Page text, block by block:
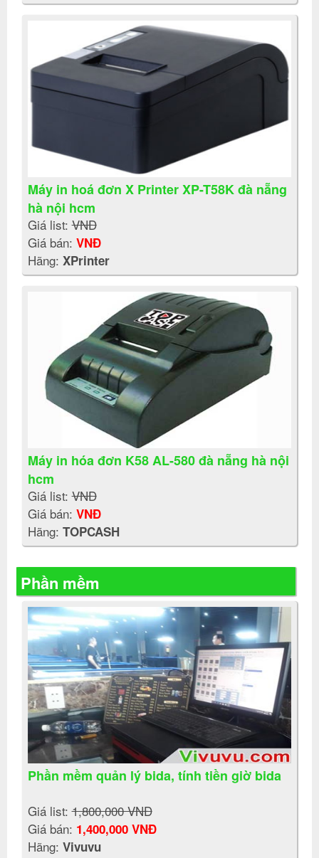
Máy in hoá đơn X Printer XP-T58K đà nẵng
hà nội hcm
Giá list:VNĐ
Giá bán: VNĐ
Hãng: XPrinter
Máy in hóa đơn K58 AL-580 đà nẵng hà nội
hcm
Giá list:VNĐ
Giá bán: VNĐ
Hãng: TOPCASH
Phần mềm
Phần mềm quản lý bida, tính tiền giờ bida
Giá list:1,800,000 VNĐ
Giá bán: 1,400,000 VNĐ
Hãng: Vivuvu